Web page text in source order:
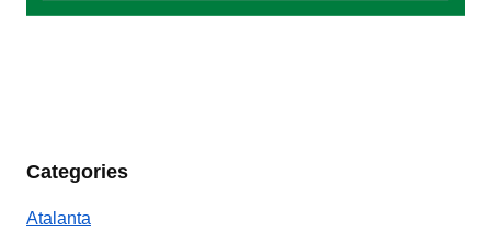
Categories
Atalanta